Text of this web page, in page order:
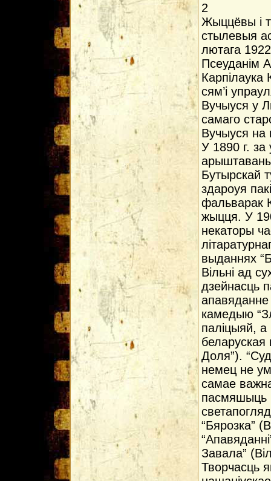
2
Жыццёвы i
стылевыя
лютага
Псеуданім
Карпілаука
сям’і
Вучыуся у
самаго
Вучыуся на
У 1890 г. за
арыштаваны
Бутырскай
здароуя
фальварак
жыцця. У
некаторы
выданнях
Вільні ад
дзейнасць
апавяданне
камедыю
паліцыяй, а
беларуская
Доля”).
немец не
самае
пасмяшыць
“Бярозка”
Завала”
Творчасць